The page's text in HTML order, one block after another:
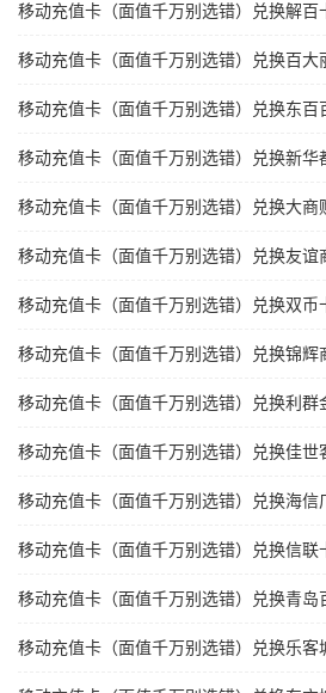
移动充值卡（面值千万别选错）兑换解百
移动充值卡（面值千万别选错）兑换百大
移动充值卡（面值千万别选错）兑换东百
移动充值卡（面值千万别选错）兑换新华
移动充值卡（面值千万别选错）兑换大商
移动充值卡（面值千万别选错）兑换友谊
移动充值卡（面值千万别选错）兑换双币
移动充值卡（面值千万别选错）兑换锦辉
移动充值卡（面值千万别选错）兑换利群
移动充值卡（面值千万别选错）兑换佳世
移动充值卡（面值千万别选错）兑换海信
移动充值卡（面值千万别选错）兑换信联
移动充值卡（面值千万别选错）兑换青岛
移动充值卡（面值千万别选错）兑换乐客